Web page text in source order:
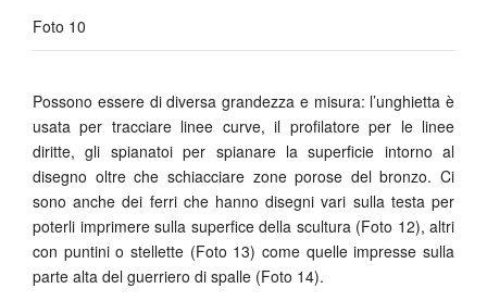
Foto 10
Possono essere di diversa grandezza e misura: l’unghietta è
usata per tracciare linee curve, il profilatore per le linee
diritte, gli spianatoi per spianare la superficie intorno al
disegno oltre che schiacciare zone porose del bronzo. Ci
sono anche dei ferri che hanno disegni vari sulla testa per
poterli imprimere sulla superfice della scultura (Foto 12), altri
con puntini o stellette (Foto 13) come quelle impresse sulla
parte alta del guerriero di spalle (Foto 14).